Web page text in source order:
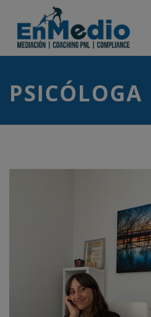
PSICÓLOGA